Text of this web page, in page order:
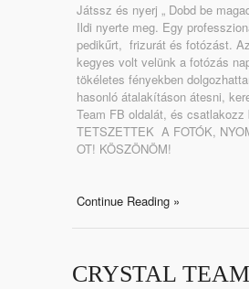
Játssz és nyerj „ Dobd be
Ildi nyerte meg. Egy
pedikűrt, frizurát és fotózást.
kegyes volt velünk a fotózás
tökéletes fényekben
hasonló átalakításon átesni,
Team FB oldalát, és
TETSZETTEK A FOTÓK,
OT! KÖSZÖNÖM!
Continue Reading »
CRYSTAL